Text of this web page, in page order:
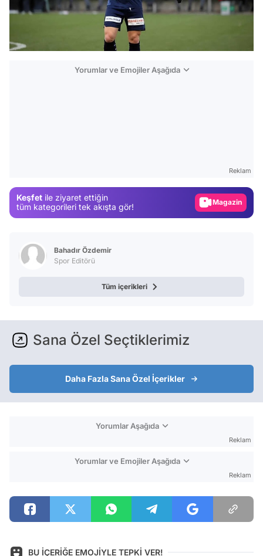
Yorumlar ve Emojiler Aşağıda
Reklam
Keşfet ile ziyaret ettiğin
tüm kategorileri tek akışta gör!
Magazin
Bahadır Özdemir
Spor Editörü
Tüm içerikleri
Sana Özel Seçtiklerimiz
Daha Fazla Sana Özel İçerikler
Yorumlar Aşağıda
Reklam
Yorumlar ve Emojiler Aşağıda
Reklam
BU İÇERİĞE EMOJİYLE TEPKİ VER!